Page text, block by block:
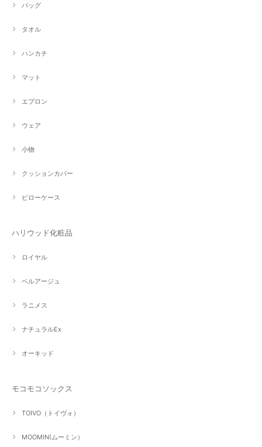
バッグ
タオル
ハンカチ
マット
エプロン
ウェア
小物
クッションカバー
ピローケース
ハリウッド化粧品
ロイヤル
ベルアージュ
ラニメス
ナチュラルEx
オーキッド
モコモコソックス
TOIVO（トイヴォ）
MOOMIN(ムーミン）